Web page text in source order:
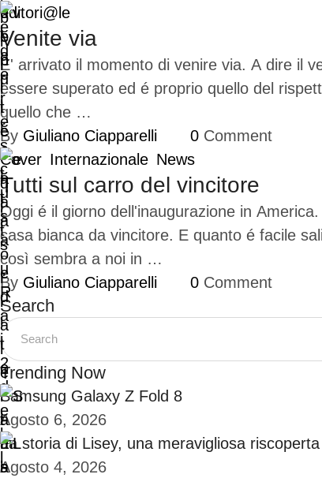
editori@le
Venite via
E' arrivato il momento di venire via. A dire il
essere superato ed é proprio quello del
quello che …
By Giuliano Ciapparelli 0 Comment
Cover Internazionale News
Tutti sul carro del vincitore
Oggi é il giorno dell'inaugurazione in
casa bianca da vincitore. E quanto é facile
così sembra a noi in …
By Giuliano Ciapparelli 0 Comment
Search
Trending Now
Samsung Galaxy Z Fold 8
Agosto 6, 2026
La storia di Lisey, una meravigliosa riscoperta
Agosto 4, 2026